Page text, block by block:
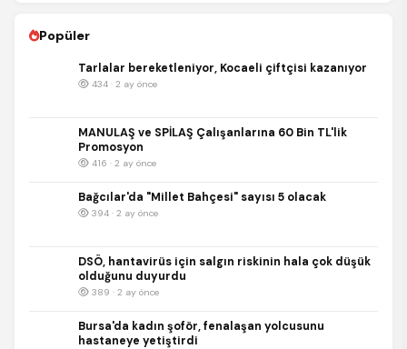
Popüler
Tarlalar bereketleniyor, Kocaeli çiftçisi kazanıyor
434 · 2 ay önce
MANULAŞ ve SPİLAŞ Çalışanlarına 60 Bin TL'lik
Promosyon
416 · 2 ay önce
Bağcılar'da "Millet Bahçesi" sayısı 5 olacak
394 · 2 ay önce
DSÖ, hantavirüs için salgın riskinin hala çok düşük
olduğunu duyurdu
389 · 2 ay önce
Bursa'da kadın şoför, fenalaşan yolcusunu
hastaneye yetiştirdi